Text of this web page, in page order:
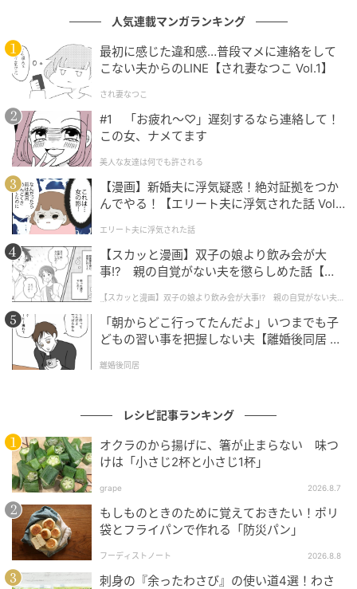
人気連載マンガランキング
最初に感じた違和感…普段マメに連絡をして
こない夫からのLINE【され妻なつこ Vol.1】
され妻なつこ
#1 「お疲れ〜♡」遅刻するなら連絡して！
この女、ナメてます
美人な友達は何でも許される
【漫画】新婚夫に浮気疑惑！絶対証拠をつか
んでやる！【エリート夫に浮気された話 Vol.
エリート夫に浮気された話
【スカッと漫画】双子の娘より飲み会が大
事!? 親の自覚がない夫を懲らしめた話【第1
【スカッと漫画】双子の娘より飲み会が大事!? 親の自覚がない夫を
懲らしめた話
「朝からどこ行ってたんだよ」いつまでも子
どもの習い事を把握しない夫【離婚後同居 Vo
離婚後同居
レシピ記事ランキング
オクラのから揚げに、箸が止まらない 味つ
けは「小さじ2杯と小さじ1杯」
grape 2026.8.7
もしものときのために覚えておきたい！ポリ
袋とフライパンで作れる「防災パン」
フーディストノート 2026.8.8
刺身の『余ったわさび』の使い道4選！わさ